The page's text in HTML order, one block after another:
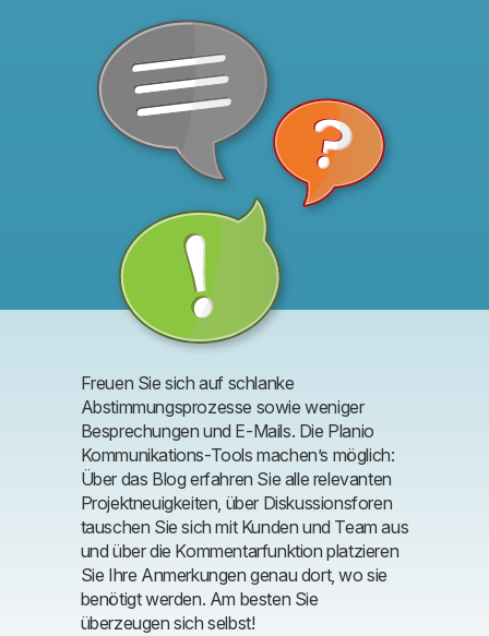
Freuen Sie sich auf schlanke
Abstimmungsprozesse sowie weniger
Besprechungen und E-Mails. Die Planio
Kommunikations-Tools machen’s möglich:
Über das Blog erfahren Sie alle relevanten
Projektneuigkeiten, über Diskussionsforen
tauschen Sie sich mit Kunden und Team aus
und über die Kommentarfunktion platzieren
Sie Ihre Anmerkungen genau dort, wo sie
benötigt werden. Am besten Sie
überzeugen sich selbst!